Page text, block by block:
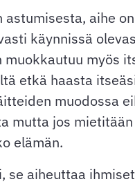
aihe
käynnissä
myös
etkä haasta
muodossa
mutta jos
elämän.
aiheuttaa